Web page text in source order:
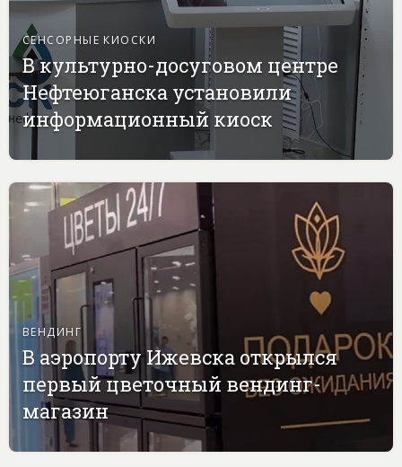
СЕНСОРНЫЕ КИОСКИ
В культурно-досуговом центре
Нефтеюганска установили
информационный киоск
ВЕНДИНГ
В аэропорту Ижевска открылся
первый цветочный вендинг-
магазин